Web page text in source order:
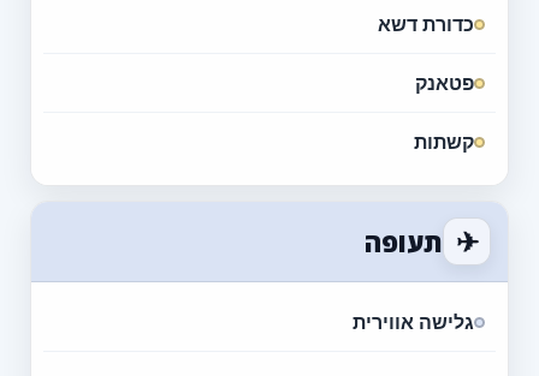
כדורת דשא
פטאנק
קשתות
✈ תעופה
גלישה אווירית